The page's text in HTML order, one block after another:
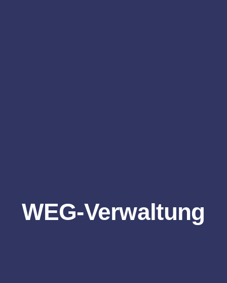
WEG-Verwaltung